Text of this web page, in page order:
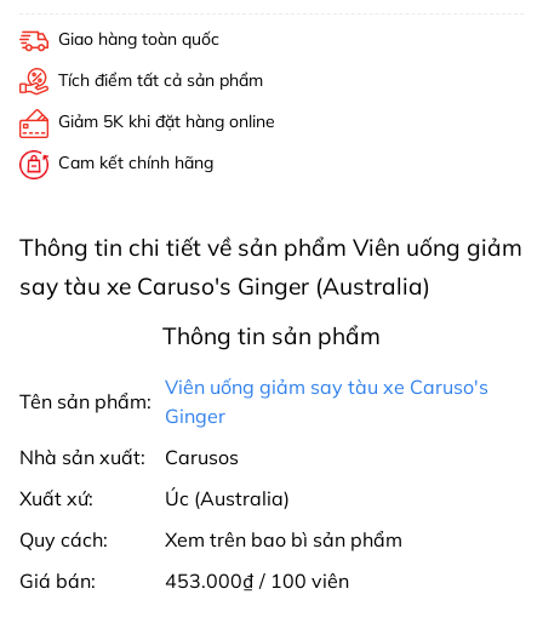
Giao hàng toàn quốc
Tích điểm tất cả sản phẩm
Giảm 5K khi đặt hàng online
Cam kết chính hãng
Thông tin chi tiết về sản phẩm Viên uống giảm
say tàu xe Caruso's Ginger (Australia)
Thông tin sản phẩm
Tên sản phẩm:
Viên uống giảm say tàu xe Caruso's
Ginger
Nhà sản xuất:
Carusos
Xuất xứ:
Úc (Australia)
Quy cách:
Xem trên bao bì sản phẩm
Giá bán:
453.000₫ / 100 viên